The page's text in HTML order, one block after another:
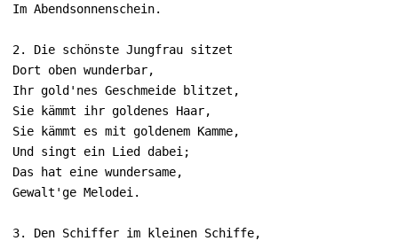
Im Abendsonnenschein.
2. Die schönste Jungfrau sitzet
Dort oben wunderbar,
Ihr gold'nes Geschmeide blitzet,
Sie kämmt ihr goldenes Haar,
Sie kämmt es mit goldenem Kamme,
Und singt ein Lied dabei;
Das hat eine wundersame,
Gewalt'ge Melodei.
3. Den Schiffer im kleinen Schiffe,